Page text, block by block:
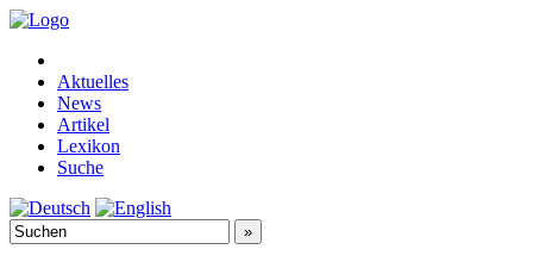
Aktuelles
News
Artikel
Lexikon
Suche